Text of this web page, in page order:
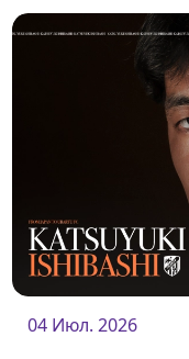
04 Июл. 2026